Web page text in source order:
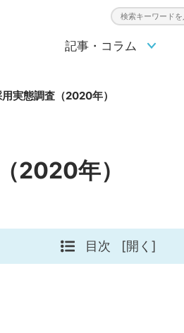
検索キーワー
記事・コラム
実態調査（2020年）
2020年）
目次 [開く]